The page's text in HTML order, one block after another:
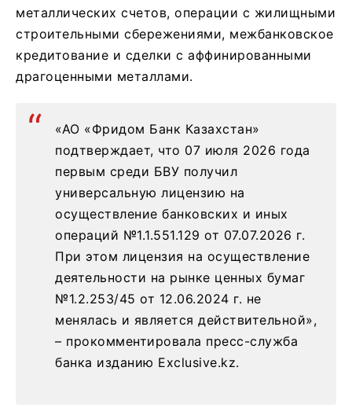
металлических счетов, операции с жилищными
строительными сбережениями, межбанковское
кредитование и сделки с аффинированными
драгоценными металлами.
«АО «Фридом Банк Казахстан»
подтверждает, что 07 июля 2026 года
первым среди БВУ получил
универсальную лицензию на
осуществление банковских и иных
операций №1.1.551.129 от 07.07.2026 г.
При этом лицензия на осуществление
деятельности на рынке ценных бумаг
№1.2.253/45 от 12.06.2024 г. не
менялась и является действительной»,
– прокомментировала пресс-служба
банка изданию Exclusive.kz.